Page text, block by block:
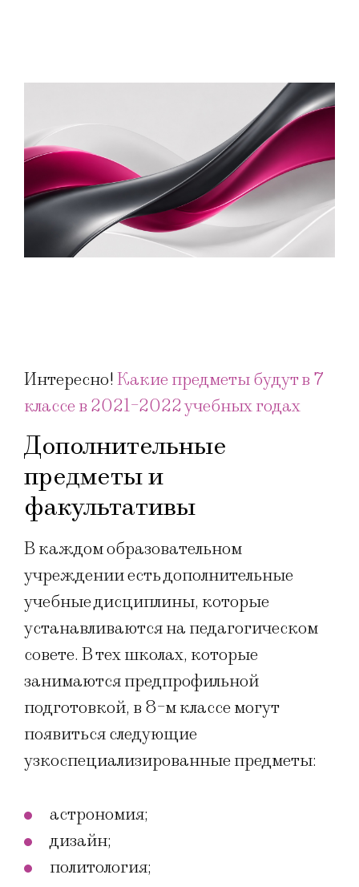
Интересно!Какие предметы будут в 7
классе в 2021-2022 учебных годах
Дополнительные
предметы и
факультативы
В каждом образовательном
учреждении есть дополнительные
учебные дисциплины, которые
устанавливаются на педагогическом
совете. В тех школах, которые
занимаются предпрофильной
подготовкой, в 8-м классе могут
появиться следующие
узкоспециализированные предметы:
астрономия;
дизайн;
политология;